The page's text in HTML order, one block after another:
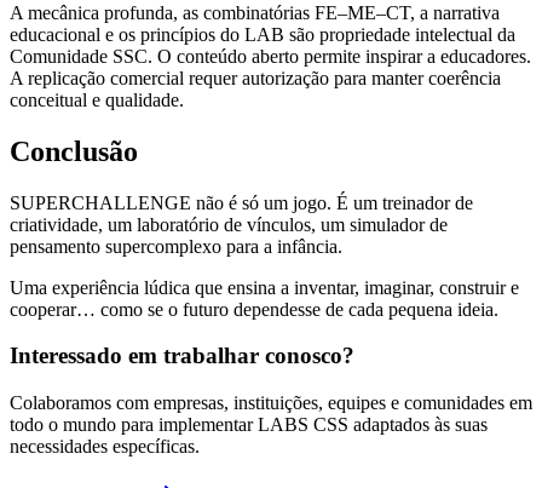
A mecânica profunda, as combinatórias FE–ME–CT, a narrativa
educacional e os princípios do LAB são propriedade intelectual da
Comunidade SSC. O conteúdo aberto permite inspirar a educadores.
A replicação comercial requer autorização para manter coerência
conceitual e qualidade.
Conclusão
SUPERCHALLENGE não é só um jogo. É um treinador de
criatividade, um laboratório de vínculos, um simulador de
pensamento supercomplexo para a infância.
Uma experiência lúdica que ensina a inventar, imaginar, construir e
cooperar… como se o futuro dependesse de cada pequena ideia.
Interessado em trabalhar conosco?
Colaboramos com empresas, instituições, equipes e comunidades em
todo o mundo para implementar LABS CSS adaptados às suas
necessidades específicas.